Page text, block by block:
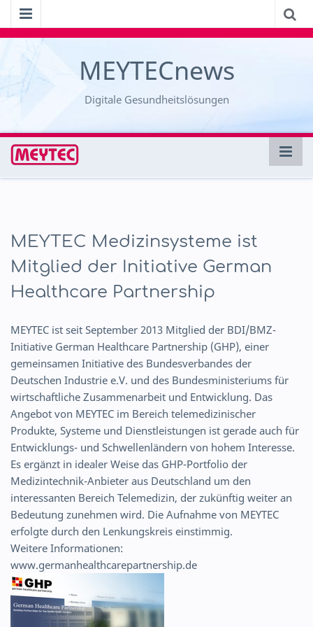
MEYTECnews
Digitale Gesundheitslösungen
MEYTEC Medizinsysteme ist
Mitglied der Initiative German
Healthcare Partnership
MEYTEC ist seit September 2013 Mitglied der BDI/BMZ-
Initiative German Healthcare Partnership (GHP), einer
gemeinsamen Initiative des Bundesverbandes der
Deutschen Industrie e.V. und des Bundesministeriums für
wirtschaftliche Zusammenarbeit und Entwicklung. Das
Angebot von MEYTEC im Bereich telemedizinischer
Produkte, Systeme und Dienstleistungen ist gerade auch für
Entwicklungs- und Schwellenländern von hohem Interesse.
Es ergänzt in idealer Weise das GHP-Portfolio der
Medizintechnik-Anbieter aus Deutschland um den
interessanten Bereich Telemedizin, der zukünftig weiter an
Bedeutung zunehmen wird. Die Aufnahme von MEYTEC
erfolgte durch den Lenkungskreis einstimmig.
Weitere Informationen:
www.germanhealthcarepartnership.de